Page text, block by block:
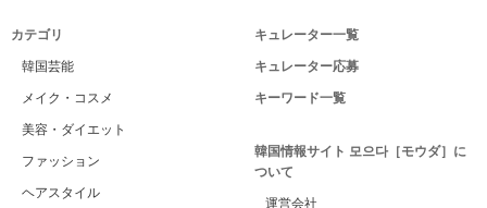
カテゴリ
韓国芸能
メイク・コスメ
美容・ダイエット
ファッション
ヘアスタイル
キュレーター一覧
キュレーター応募
キーワード一覧
韓国情報サイト 모으다［モウダ］に
ついて
運営会社